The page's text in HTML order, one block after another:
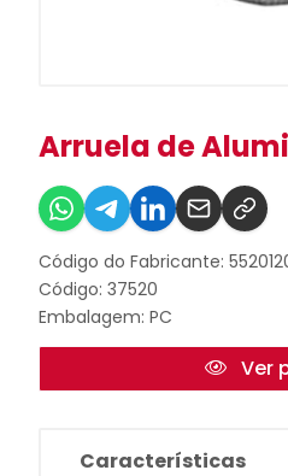
Arruela de
Código do Fabricante:
Código: 37520
Embalagem: PC
Ver
Características